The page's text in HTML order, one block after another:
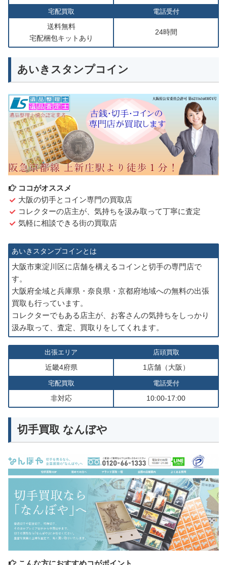
宅配買取
送料無料
宅配梱包キットあり
電話受付
24時間
あいきスタンプコイン
ココがオススメ
大阪の切手とコイン専門の買取店
コレクターの店主が、気持ちを汲み取って丁寧に査定
気軽に相談できる街の買取店
あいきスタンプコインとは
大阪市東淀川区に店舗を構えるコインと切手の専門店で
す。
大阪府全域と兵庫県・奈良県・京都府地域への無料の出張
買取も行っています。
コレクターでもある店主が、お客さんの気持ちをしっかり
汲み取って、査定、買取りをしてくれます。
出張エリア
近畿4府県
店頭買取
1店舗（大阪）
宅配買取
非対応
電話受付
10:00-17:00
切手買取 なんぼや
こんな方におすすめコがポイント